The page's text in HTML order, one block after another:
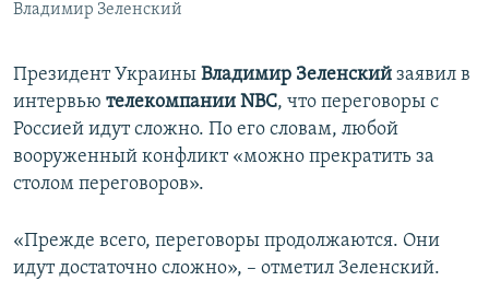
УКРАИНСКАЯ ПРОБЛЕМА КРЫМА
Владимир Зеленский
Президент Украины Владимир Зеленский заявил в
интервью телекомпании NBC, что переговоры с
Россией идут сложно. По его словам, любой
вооруженный конфликт «можно прекратить за
столом переговоров».
«Прежде всего, переговоры продолжаются. Они
идут достаточно сложно», – отметил Зеленский.